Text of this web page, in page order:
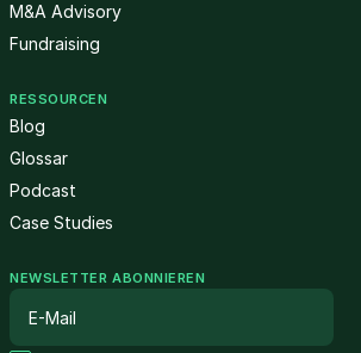
M&A Advisory
Fundraising
RESSOURCEN
Blog
Glossar
Podcast
Case Studies
NEWSLETTER ABONNIEREN